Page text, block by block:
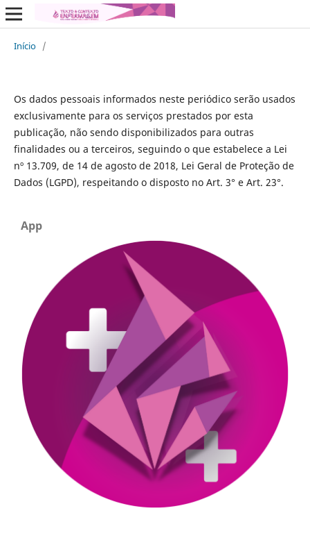
Início /
Os dados pessoais informados neste periódico serão usados
exclusivamente para os serviços prestados por esta
publicação, não sendo disponibilizados para outras
finalidades ou a terceiros, seguindo o que estabelece a Lei
nº 13.709, de 14 de agosto de 2018, Lei Geral de Proteção de
Dados (LGPD), respeitando o disposto no Art. 3° e Art. 23°.
App